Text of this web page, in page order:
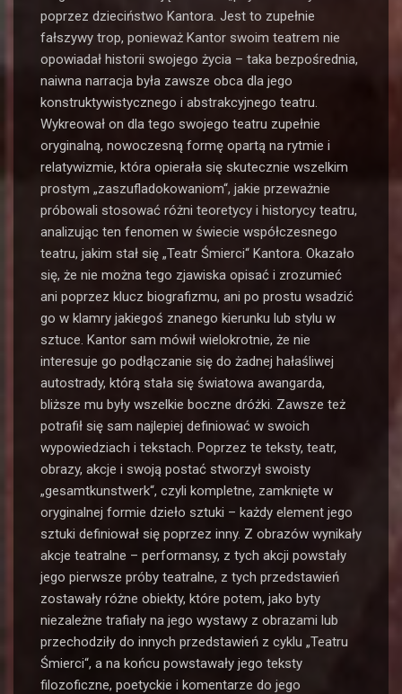
poprzez dzieciństwo Kantora. Jest to zupełnie
fałszywy trop, ponieważ Kantor swoim teatrem nie
opowiadał historii swojego życia – taka bezpośrednia,
naiwna narracja była zawsze obca dla jego
konstruktywistycznego i abstrakcyjnego teatru.
Wykreował on dla tego swojego teatru zupełnie
oryginalną, nowoczesną formę opartą na rytmie i
relatywizmie, która opierała się skutecznie wszelkim
prostym „zaszufladokowaniom“, jakie przeważnie
próbowali stosować różni teoretycy i historycy teatru,
analizując ten fenomen w świecie współczesnego
teatru, jakim stał się „Teatr Śmierci“ Kantora. Okazało
się, że nie można tego zjawiska opisać i zrozumieć
ani poprzez klucz biografizmu, ani po prostu wsadzić
go w klamry jakiegoś znanego kierunku lub stylu w
sztuce. Kantor sam mówił wielokrotnie, że nie
interesuje go podłączanie się do żadnej hałaśliwej
autostrady, którą stała się światowa awangarda,
bliższe mu były wszelkie boczne dróżki. Zawsze też
potrafił się sam najlepiej definiować w swoich
wypowiedziach i tekstach. Poprzez te teksty, teatr,
obrazy, akcje i swoją postać stworzył swoisty
„gesamtkunstwerk“, czyli kompletne, zamknięte w
oryginalnej formie dzieło sztuki – każdy element jego
sztuki definiował się poprzez inny. Z obrazów wynikały
akcje teatralne – performansy, z tych akcji powstały
jego pierwsze próby teatralne, z tych przedstawień
zostawały różne obiekty, które potem, jako byty
niezależne trafiały na jego wystawy z obrazami lub
przechodziły do innych przedstawień z cyklu „Teatru
Śmierci“, a na końcu powstawały jego teksty
filozoficzne, poetyckie i komentarze do jego